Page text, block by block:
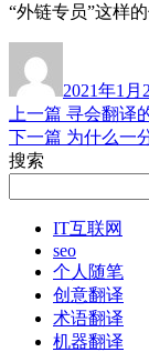
“外链专员”这样的
于
2021年1月
文
章
上一篇 上
篇
寻会翻译
下一篇 下
章：
为什么一
搜索
IT互联网
seo
个人随笔
创意翻译
术语翻译
机器翻译